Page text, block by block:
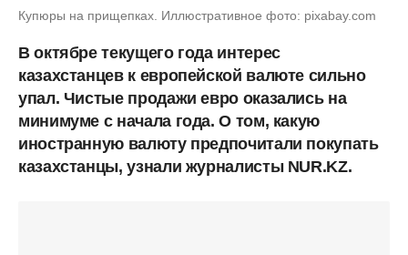
Купюры на прищепках. Иллюстративное фото: pixabay.com
В октябре текущего года интерес
казахстанцев к европейской валюте сильно
упал. Чистые продажи евро оказались на
минимуме с начала года. О том, какую
иностранную валюту предпочитали покупать
казахстанцы, узнали журналисты NUR.KZ.